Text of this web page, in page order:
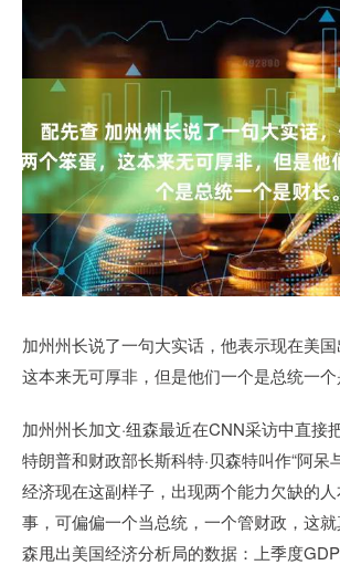
加州州长说了一句大实话，他表示现在美国
这本来无可厚非，但是他们一个是总统一个
加州州长加文·纽森最近在CNN采访中直接
特朗普和财政部长斯科特·贝森特叫作“阿呆
经济现在这副样子，出现两个能力欠缺的
事，可偏偏一个当总统，一个管财政，这
森甩出美国经济分析局的数据：上季度